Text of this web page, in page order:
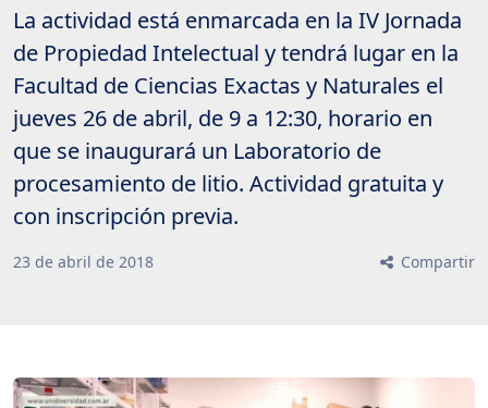
La actividad está enmarcada en la IV Jornada
de Propiedad Intelectual y tendrá lugar en la
Facultad de Ciencias Exactas y Naturales el
jueves 26 de abril, de 9 a 12:30, horario en
que se inaugurará un Laboratorio de
procesamiento de litio. Actividad gratuita y
con inscripción previa.
23 de abril de 2018 Compartir